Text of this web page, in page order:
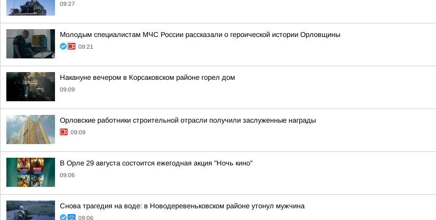
09:27
Молодым специалистам МЧС России рассказали о героической истории Орловщины
09:21
Накануне вечером в Корсаковском районе горел дом
09:09
Орловские работники строительной отрасли получили заслуженные награды
09:09
В Орле 29 августа состоится ежегодная акция "Ночь кино"
09:06
Снова трагедия на воде: в Новодеревеньковском районе утонул мужчина
09:06